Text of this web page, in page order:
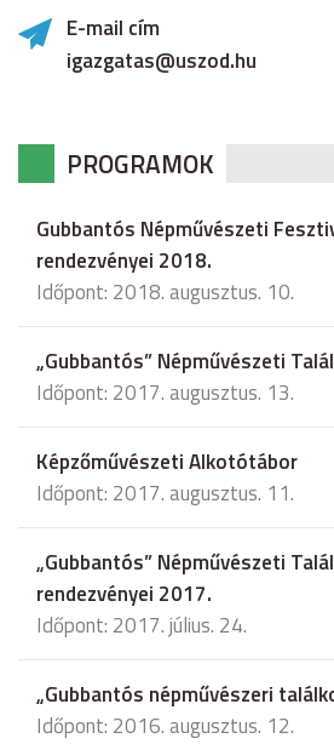
E-mail cím
igazgatas@uszod.hu
PROGRAMOK
Gubbantós Népművészeti
rendezvényei 2018.
Időpont: 2018. augusztus. 10.
„Gubbantós” Népművészeti
Időpont: 2017. augusztus. 13.
Képzőművészeti Alkotótábor
Időpont: 2017. augusztus. 11.
„Gubbantós” Népművészeti
rendezvényei 2017.
Időpont: 2017. július. 24.
„Gubbantós népművészeri
Időpont: 2016. augusztus. 12.